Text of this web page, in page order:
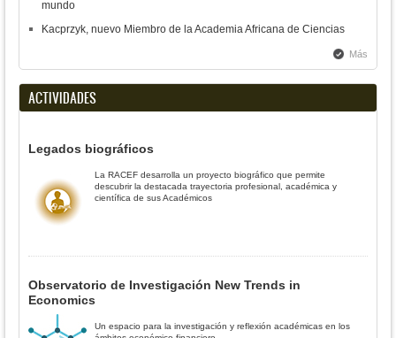
mundo
Kacprzyk, nuevo Miembro de la Academia Africana de Ciencias
Más
ACTIVIDADES
Legados biográficos
La RACEF desarrolla un proyecto biográfico que permite
descubrir la destacada trayectoria profesional, académica y
científica de sus Académicos
Observatorio de Investigación New Trends in
Economics
Un espacio para la investigación y reflexión académicas en los